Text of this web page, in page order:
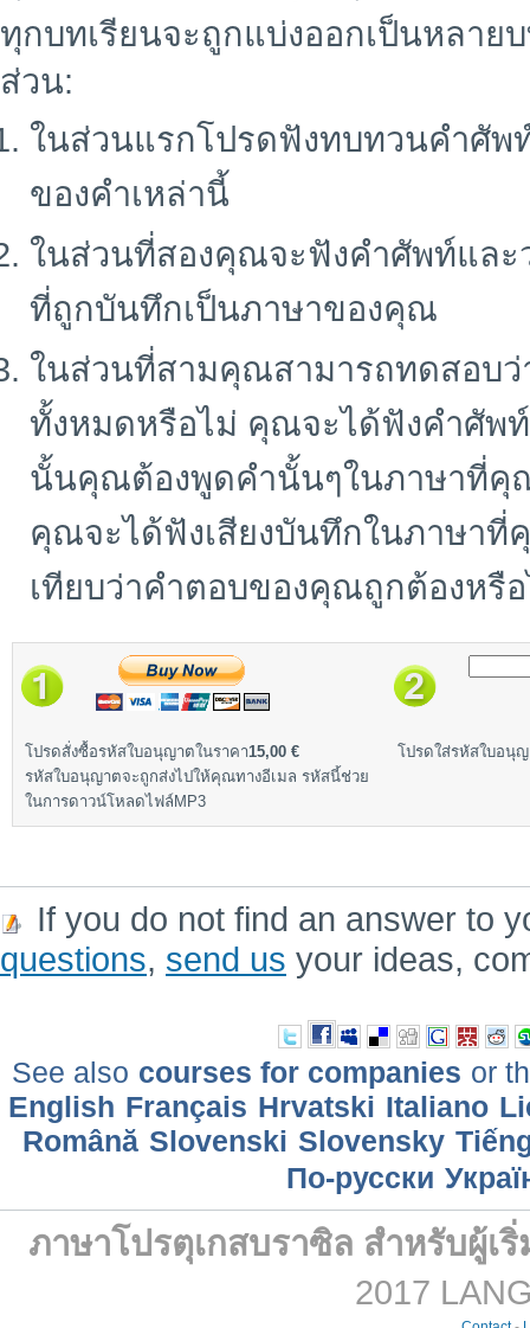
ทุกบทเรียนจะถูกแบ่งออกเป็นหลาย
ส่วน:
ในส่วนแรกโปรดฟังทบทวนคำศัพ
ของคำเหล่านี้
ในส่วนที่สองคุณจะฟังคำศัพท์และ
ที่ถูกบันทึกเป็นภาษาของคุณ
ในส่วนที่สามคุณสามารถทดสอบ
ทั้งหมดหรือไม่ คุณจะได้ฟังคำศัพ
นั้นคุณต้องพูดคำนั้นๆในภาษาที่คุ
คุณจะได้ฟังเสียงบันทึกในภาษา
เทียบว่าคำตอบของคุณถูกต้องหรื
โปรดสั่งซื้อรหัสใบอนุญาตในราคา15,00 €
รหัสใบอนุญาตจะถูกส่งไปให้คุณทางอีเมล รหัสนี้ช่วย
ในการดาวน์โหลดไฟล์MP3
โปรดใส่รหัสใบอนุ
If you do not find an answer to
questions, send us your ideas,
See also courses for companies or
English Français Hrvatski Italiano
Română Slovenski Slovensky
По-русски
ภาษาโปรตุเกสบราซิล สำหรับผู้เ
2017